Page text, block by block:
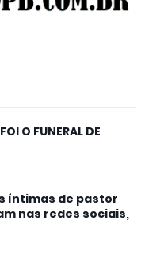
O FUNERAL DE
íntimas de pastor
nas redes sociais,